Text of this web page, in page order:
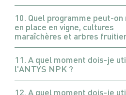
10. Quel programme peut-
en place en vigne, cultures
maraîchères et arbres
11. A quel moment dois-je
l'ANTYS NPK ?
12. A quel moment dois-je